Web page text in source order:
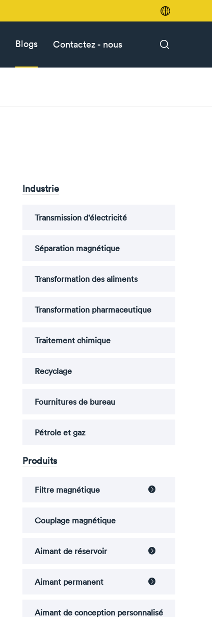

Blogs Contactez - nous 
Industrie
Transmission d'électricité
Séparation magnétique
Transformation des aliments
Transformation pharmaceutique
Traitement chimique
Recyclage
Fournitures de bureau
Pétrole et gaz
Produits
Filtre magnétique 
Couplage magnétique
Aimant de réservoir 
Aimant permanent 
Aimant de conception personnalisé